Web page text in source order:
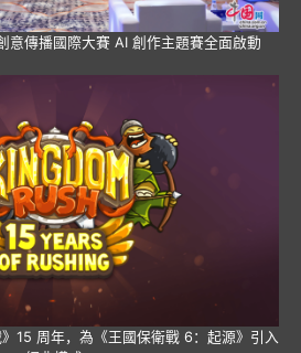
意傳播國際大賽 AI 創作主題賽全面啟動
15 周年，為《王國保衛戰 6：起源》引入